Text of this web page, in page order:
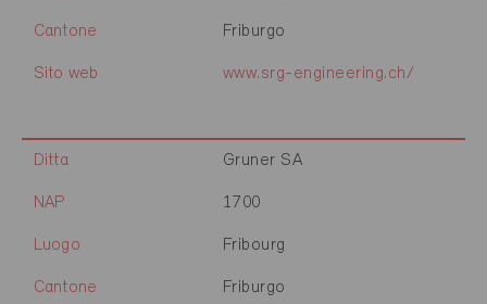
Cantone Friburgo
Sito web www.srg-engineering.ch/
Ditta Gruner SA
NAP 1700
Luogo Fribourg
Cantone Friburgo